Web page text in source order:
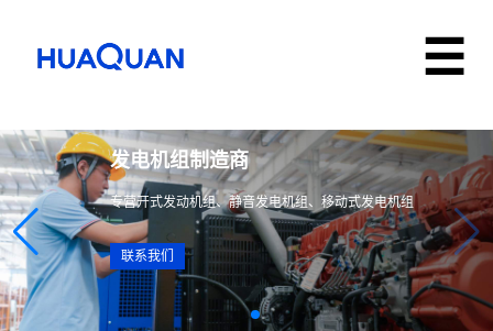
发电机组制造商
专营开式发动机组、静音发电机组、移动式发电机组
联系我们